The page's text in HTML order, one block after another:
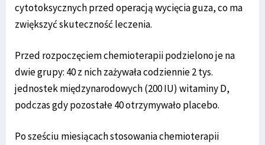
cytotoksycznych przed operacją wycięcia guza, co ma
zwiększyć skuteczność leczenia.
Przed rozpoczęciem chemioterapii podzielono je na
dwie grupy: 40 z nich zażywała codziennie 2 tys.
jednostek międzynarodowych (200 IU) witaminy D,
podczas gdy pozostałe 40 otrzymywało placebo.
Po sześciu miesiącach stosowania chemioterapii